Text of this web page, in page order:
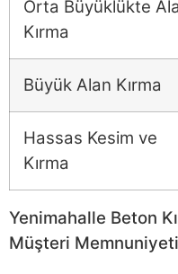
Orta Büyüklükte
Kırma
Büyük Alan Kırma
Hassas Kesim ve
Kırma
Yenimahalle Beton
Müşteri